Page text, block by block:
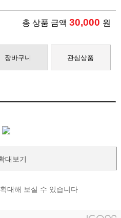
총 상품 금액 30,000 원
장바구니 관심상품
대보기
대해 보실 수 있습니다